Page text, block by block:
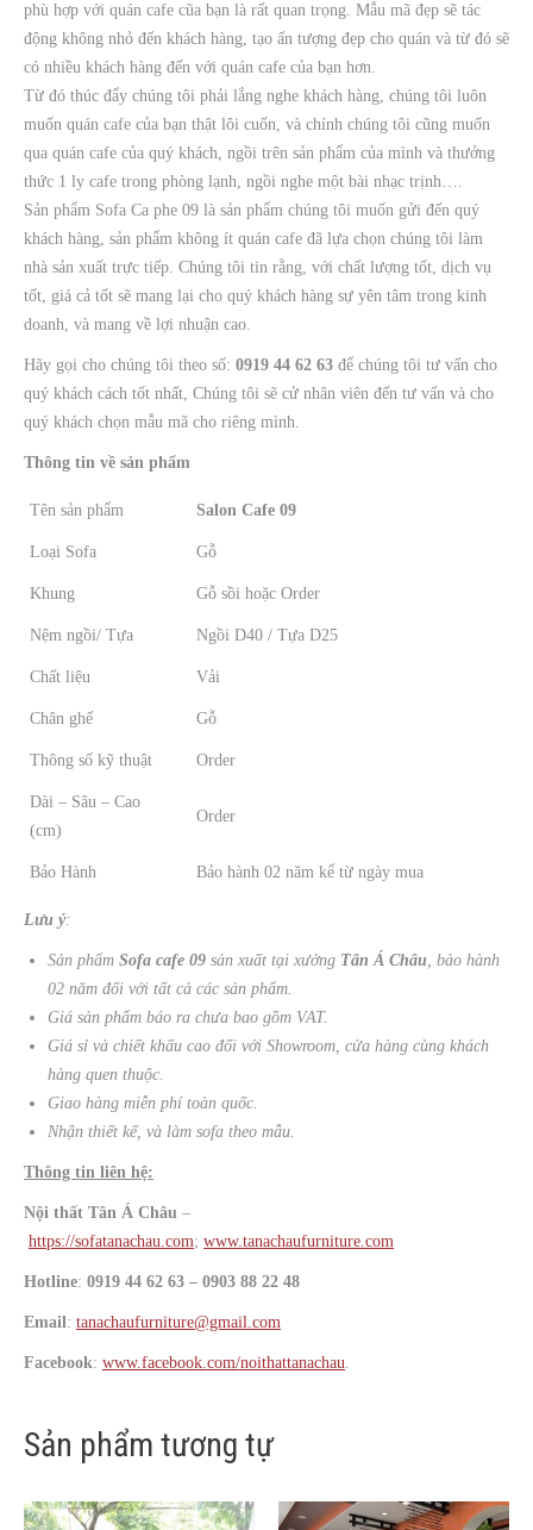
phù hợp với quán cafe cũa bạn là rất quan trọng. Mẫu mã đẹp sẽ tác
động không nhỏ đến khách hàng, tạo ấn tượng đẹp cho quán và từ đó sẽ
có nhiều khách hàng đến với quán cafe của bạn hơn.
Từ đó thúc đẩy chúng tôi phải lắng nghe khách hàng, chúng tôi luôn
muốn quán cafe của bạn thật lôi cuốn, và chính chúng tôi cũng muốn
qua quán cafe của quý khách, ngồi trên sản phẩm của mình và thưởng
thức 1 ly cafe trong phòng lạnh, ngồi nghe một bài nhạc trịnh….
Sản phẩm Sofa Ca phe 09 là sản phẩm chúng tôi muốn gửi đến quý
khách hàng, sản phẩm không ít quán cafe đã lựa chọn chúng tôi làm
nhà sản xuất trực tiếp. Chúng tôi tin rằng, với chất lượng tốt, dịch vụ
tốt, giá cả tốt sẽ mang lại cho quý khách hàng sự yên tâm trong kinh
doanh, và mang về lợi nhuận cao.
Hãy gọi cho chúng tôi theo số: 0919 44 62 63 để chúng tôi tư vấn cho
quý khách cách tốt nhất, Chúng tôi sẽ cử nhân viên đến tư vấn và cho
quý khách chọn mẫu mã cho riêng mình.
Thông tin về sản phẩm
Tên sản phẩm Salon Cafe 09
Loại Sofa Gỗ
Khung Gỗ sồi hoặc Order
Nệm ngồi/ Tựa Ngồi D40 / Tựa D25
Chất liệu Vải
Chân ghế Gỗ
Thông số kỹ thuật Order
Dài – Sâu – Cao
(cm)
Order
Bảo Hành Bảo hành 02 năm kể từ ngày mua
Lưu ý:
Sản phẩm Sofa cafe 09 sản xuất tại xưởng TânÁ Châu, bảo hành
02 năm đối với tất cả các sản phẩm.
Giá sản phẩm báo ra chưa bao gồm VAT.
Giá sỉ và chiết khấu cao đối với Showroom, cửa hàng cùng khách
hàng quen thuộc.
Giao hàng miễn phí toàn quốc.
Nhận thiết kế, và làm sofa theo mẫu.
Thông tin liên hệ:
Nội thất Tân Á Châu –
https://sofatanachau.com; www.tanachaufurniture.com
Hotline: 0919 44 62 63 – 0903 88 22 48
Email: tanachaufurniture@gmail.com
Facebook: www.facebook.com/noithattanachau.
Sản phẩm tương tự